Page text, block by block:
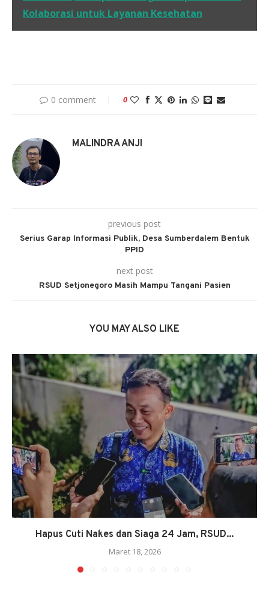
Kolaborasi untuk Layanan Kesehatan
0 comment 0
MALINDRA ANJI
previous post
Serius Garap Informasi Publik, Desa Sumberdalem Bentuk
PPID
next post
RSUD Setjonegoro Masih Mampu Tangani Pasien
YOU MAY ALSO LIKE
Hapus Cuti Nakes dan Siaga 24 Jam, RSUD...
Maret 18, 2026